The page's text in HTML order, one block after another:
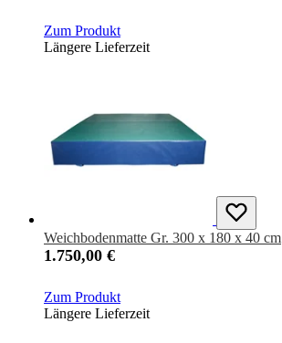
Zum Produkt
Längere Lieferzeit
Weichbodenmatte Gr. 300 x 180 x 40 cm
1.750,00 €
Zum Produkt
Längere Lieferzeit